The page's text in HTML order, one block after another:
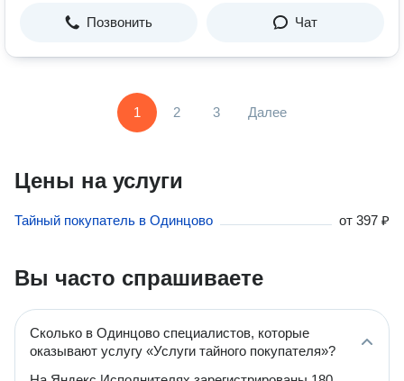
Позвонить Чат
1 2 3 Далее
Цены на услуги
Тайный покупатель в Одинцово от 397 ₽
Вы часто спрашиваете
Сколько в Одинцово специалистов, которые
оказывают услугу «Услуги тайного покупателя»?